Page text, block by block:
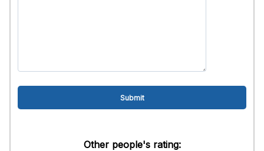
Other people's rating: